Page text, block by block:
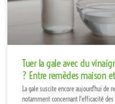
Tuer la gale avec du
? Entre remèdes maison
La gale suscite encore aujourd'hui de
notamment concernant l'efficacité